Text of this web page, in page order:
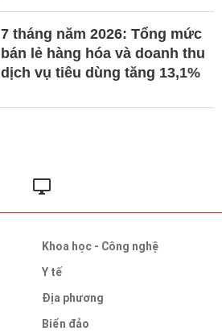
7 tháng năm 2026: Tổng mức
bán lẻ hàng hóa và doanh thu
dịch vụ tiêu dùng tăng 13,1%
Khoa học - Công nghệ
Y tế
Địa phương
Biển đảo